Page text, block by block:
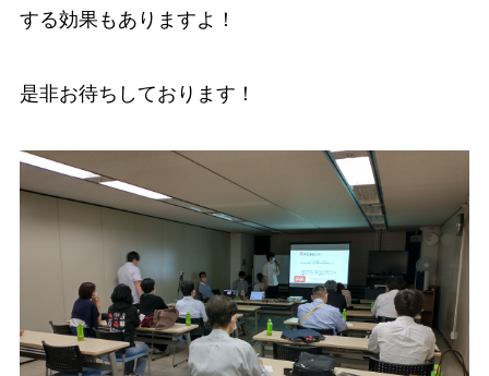
する効果もありますよ！
是非お待ちしております！